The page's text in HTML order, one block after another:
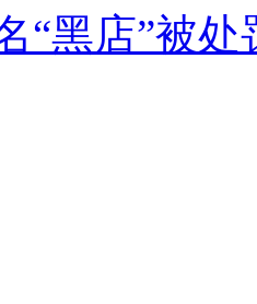
面不公正
“黑店”被处